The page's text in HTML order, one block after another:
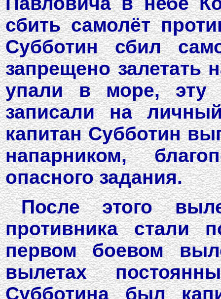
сбить самолёт
Субботин сбил
запрещено залетать
упали в море, эту
записали на
капитан Субботин
напарником,
опасного задания.
После этого
противника стали
первом боевом
вылетах
Субботина был